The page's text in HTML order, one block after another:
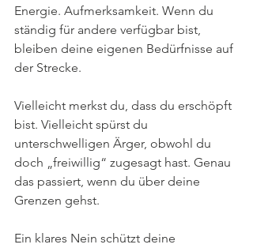
Energie. Aufmerksamkeit. Wenn du
ständig für andere verfügbar bist,
bleiben deine eigenen Bedürfnisse auf
der Strecke.
Vielleicht merkst du, dass du erschöpft
bist. Vielleicht spürst du
unterschwelligen Ärger, obwohl du
doch „freiwillig“ zugesagt hast. Genau
das passiert, wenn du über deine
Grenzen gehst.
Ein klares Nein schützt deine